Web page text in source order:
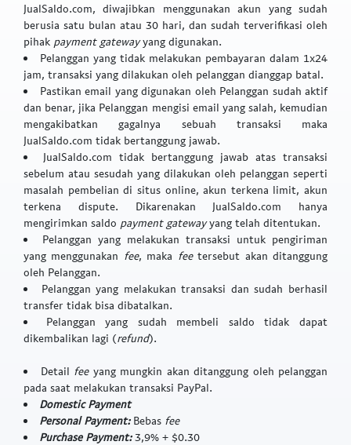
JualSaldo.com, diwajibkan menggunakan akun yang sudah
berusia satu bulan atau 30 hari, dan sudah terverifikasi oleh
pihak payment gatewayyang digunakan.
Pelanggan yang tidak melakukan pembayaran dalam 1x24
jam, transaksi yang dilakukan oleh pelanggan dianggap batal.
Pastikan email yang digunakan oleh Pelanggan sudah aktif
dan benar, jika Pelanggan mengisi email yang salah, kemudian
mengakibatkan gagalnya sebuah transaksi maka
JualSaldo.com tidak bertanggung jawab.
JualSaldo.com tidak bertanggung jawab atas transaksi
sebelum atau sesudah yang dilakukan oleh pelanggan seperti
masalah pembelian di situs online, akun terkena limit, akun
terkena dispute. Dikarenakan JualSaldo.com hanya
mengirimkan saldo payment gatewayyang telah ditentukan.
Pelanggan yang melakukan transaksi untuk pengiriman
yang menggunakan fee, maka feetersebut akan ditanggung
oleh Pelanggan.
Pelanggan yang melakukan transaksi dan sudah berhasil
transfer tidak bisa dibatalkan.
Pelanggan yang sudah membeli saldo tidak dapat
dikembalikan lagi (refund).
Detail feeyang mungkin akan ditanggung oleh pelanggan
pada saat melakukan transaksi PayPal.
Domestic Payment
Personal Payment:Bebas fee
Purchase Payment:3,9% + $0.30